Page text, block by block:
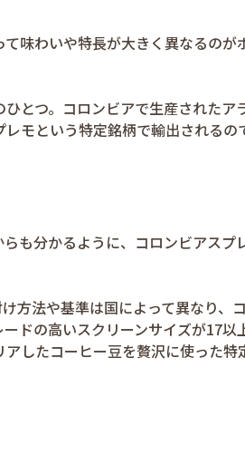
味わいや特長が大きく異なるのが
とつ。コロンビアで生産されたア
モという特定銘柄で輸出されるの
も分かるように、コロンビアスプ
方法や基準は国によって異なり、
ドの高いスクリーンサイズが17以
したコーヒー豆を贅沢に使った特